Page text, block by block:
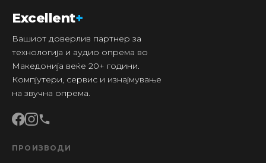
Excellent+
Вашиот доверлив партнер за
технологија и аудио опрема во
Македонија веќе 20+ години.
Компјутери, сервис и изнајмување
на звучна опрема.
ПРОИЗВОДИ